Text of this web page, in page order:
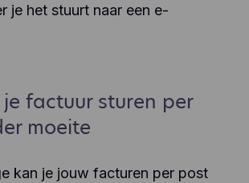
je het stuurt naar een e-
factuur sturen per
moeite
kan je jouw facturen per post